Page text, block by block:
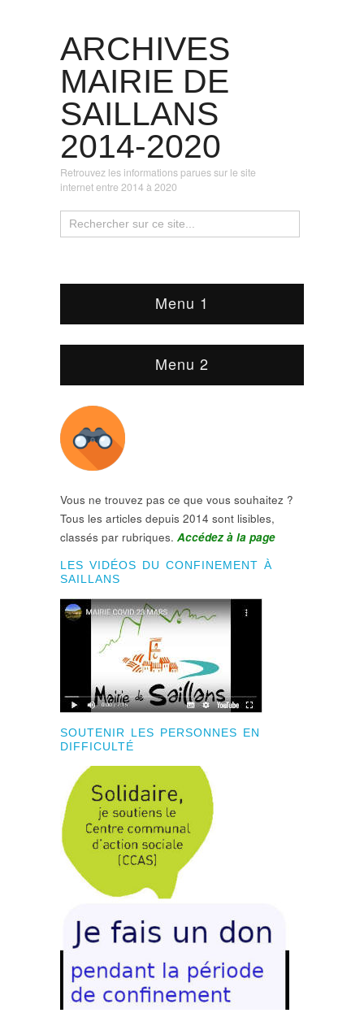
ARCHIVES
MAIRIE DE
SAILLANS
2014-2020
Retrouvez les informations parues sur le site
internet entre 2014 à 2020
Menu 1
Menu 2
Vous ne trouvez pas ce que vous souhaitez ?
Tous les articles depuis 2014 sont lisibles,
classés par rubriques. Accédez à la page
LES VIDÉOS DU CONFINEMENT À
SAILLANS
SOUTENIR LES PERSONNES EN
DIFFICULTÉ